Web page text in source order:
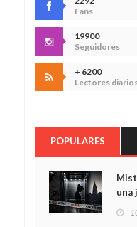
Fans
19900
Seguidores
+ 6200
Lectores
POPULARES
una